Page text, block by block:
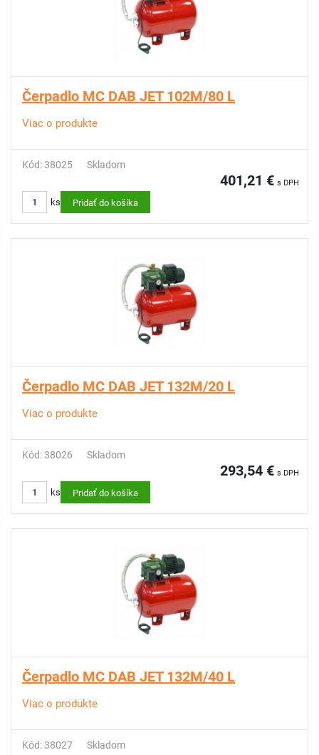
Čerpadlo MC DAB JET 102M/80 L
Viac o produkte
Kód: 38025 Skladom
401,21 € s DPH
ks Pridať do košíka
Čerpadlo MC DAB JET 132M/20 L
Viac o produkte
Kód: 38026 Skladom
293,54 € s DPH
ks Pridať do košíka
Čerpadlo MC DAB JET 132M/40 L
Viac o produkte
Kód: 38027 Skladom